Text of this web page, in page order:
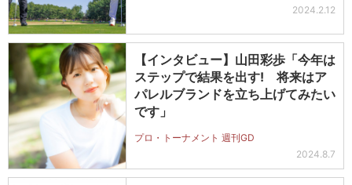
2024.2.12
【インタビュー】山田彩歩「今年は
ステップで結果を出す! 将来はア
パレルブランドを立ち上げてみたい
です」
プロ・トーナメント 週刊GD
2024.8.7